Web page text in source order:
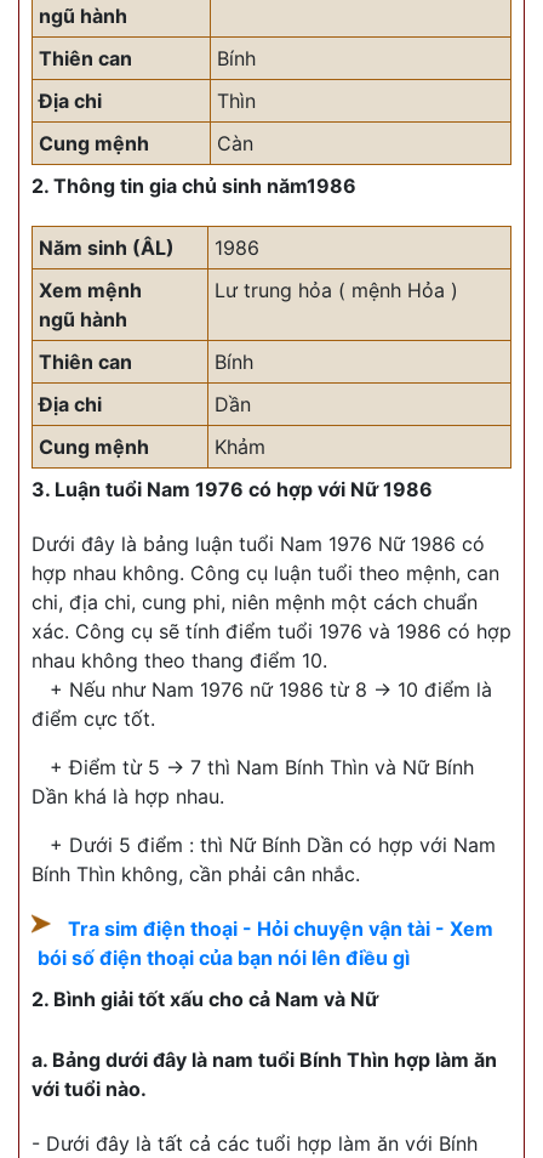
ngũ hành
Thiên can
Bính
Địa chi
Thìn
Cung mệnh
Càn
2. Thông tin gia chủ sinh năm1986
Năm sinh (ÂL)
1986
Xem mệnh
ngũ hành
Lư trung hỏa ( mệnh Hỏa )
Thiên can
Bính
Địa chi
Dần
Cung mệnh
Khảm
3. Luận tuổi Nam 1976 có hợp với Nữ 1986
Dưới đây là bảng luận tuổi Nam 1976 Nữ 1986 có
hợp nhau không. Công cụ luận tuổi theo mệnh, can
chi, địa chi, cung phi, niên mệnh một cách chuẩn
xác. Công cụ sẽ tính điểm tuổi 1976 và 1986 có hợp
nhau không theo thang điểm 10.
+ Nếu như Nam 1976 nữ 1986 từ 8 -> 10 điểm là
điểm cực tốt.
+ Điểm từ 5 -> 7 thì Nam Bính Thìn và Nữ Bính
Dần khá là hợp nhau.
+ Dưới 5 điểm : thì Nữ Bính Dần có hợp với Nam
Bính Thìn không, cần phải cân nhắc.
Tra sim điện thoại - Hỏi chuyện vận tài - Xem
bói số điện thoại của bạn nói lên điều gì
2. Bình giải tốt xấu cho cả Nam và Nữ
a. Bảng dưới đây là nam tuổi Bính Thìn hợp làm ăn
với tuổi nào.
- Dưới đây là tất cả các tuổi hợp làm ăn với Bính